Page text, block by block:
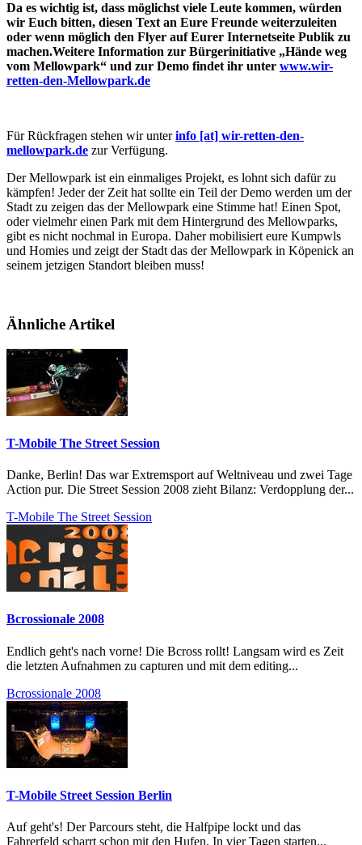
Da es wichtig ist, dass möglichst viele Leute kommen, würden
wir Euch bitten, diesen Text an Eure Freunde weiterzuleiten
oder wenn möglich den Flyer auf Eurer Internetseite Publik zu
machen.Weitere Information zur Bürgerinitiative „Hände weg
vom Mellowpark“ und zur Demo findet ihr unter www.wir-
retten-den-Mellowpark.de
Für Rückfragen stehen wir unterinfo [at] wir-retten-den-
mellowpark.de zur Verfügung.
Der Mellowpark ist ein einmaliges Projekt, es lohnt sich dafür zu
kämpfen! Jeder der Zeit hat sollte ein Teil der Demo werden um der
Stadt zu zeigen das der Mellowpark eine Stimme hat! Einen Spot,
oder vielmehr einen Park mit dem Hintergrund des Mellowparks,
gibt es nicht nochmal in Europa. Daher mobilisiert eure Kumpwls
und Homies und zeigt der Stadt das der Mellowpark in Köpenick an
seinem jetzigen Standort bleiben muss!
Ähnliche Artikel
T-Mobile The Street Session
Danke, Berlin! Das war Extremsport auf Weltniveau und zwei Tage
Action pur. Die Street Session 2008 zieht Bilanz: Verdopplung der...
T-Mobile The Street Session
Bcrossionale 2008
Endlich geht's nach vorne! Die Bcross rollt! Langsam wird es Zeit
die letzten Aufnahmen zu capturen und mit dem editing...
Bcrossionale 2008
T-Mobile Street Session Berlin
Auf geht's! Der Parcours steht, die Halfpipe lockt und das
Fahrerfeld scharrt schon mit den Hufen. In vier Tagen starten...